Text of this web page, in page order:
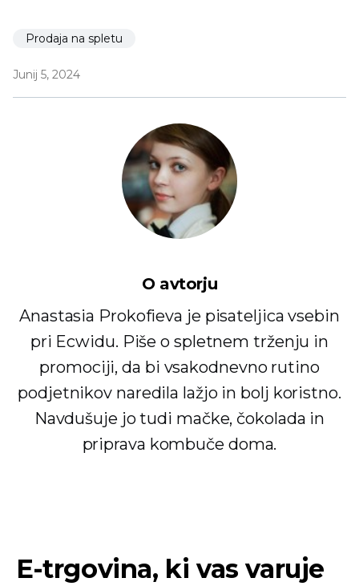
Prodaja na spletu
Junij 5, 2024
O avtorju
Anastasia Prokofieva je pisateljica vsebin
pri Ecwidu. Piše o spletnem trženju in
promociji, da bi vsakodnevno rutino
podjetnikov naredila lažjo in bolj koristno.
Navdušuje jo tudi mačke, čokolada in
priprava kombuče doma.
E-trgovina, ki vas varuje